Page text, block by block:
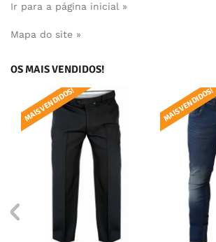
Ir para a página inicial »
Mapa do site »
OS MAIS VENDIDOS!
MAIS VENDIDOS! MAIS VENDIDOS!